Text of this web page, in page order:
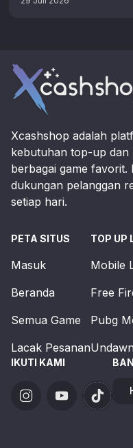
Xcashshop adalah
kebutuhan top-up dan
berbagai game favorit.
dukungan pelanggan
setiap hari.
PETA SITUS
Masuk
Beranda
Semua Game
Lacak Pesanan
TOP UP
Mobile
Free
Pubg
Undawn
IKUTI KAMI